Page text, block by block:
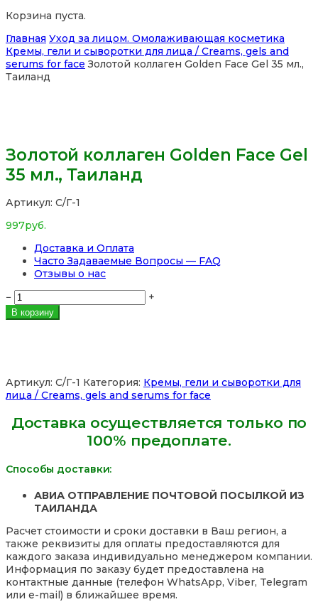
Корзина пуста.
Главная Уход за лицом. Омолаживающая косметика
Кремы, гели и сыворотки для лица / Creams, gels and
serums for face Золотой коллаген Golden Face Gel 35 мл.,
Таиланд
Золотой коллаген Golden Face Gel
35 мл., Таиланд
Артикул: С/Г-1
997руб.
Доставка и Оплата
Часто Задаваемые Вопросы — FAQ
Отзывы о нас
− Количество
товара
Золотой
35
мл.,
+
В корзину
Артикул: С/Г-1 Категория: Кремы, гели и сыворотки для
лица / Creams, gels and serums for face
Доставка осуществляется только по
100% предоплате.
Способы доставки:
АВИА ОТПРАВЛЕНИЕ ПОЧТОВОЙ ПОСЫЛКОЙ ИЗ
ТАИЛАНДА
Расчет стоимости и сроки доставки в Ваш регион, а
также реквизиты для оплаты предоставляются для
каждого заказа индивидуально менеджером компании.
Информация по заказу будет предоставлена на
контактные данные (телефон WhatsApp, Viber, Telegram
или e-mail) в ближайшее время.